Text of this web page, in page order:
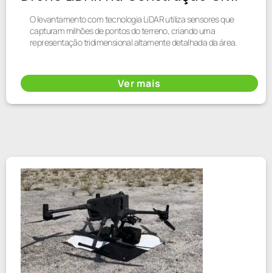
O levantamento com tecnologia LiDAR utiliza sensores que
capturam milhões de pontos do terreno, criando uma
representação tridimensional altamente detalhada da área.
Ver mais